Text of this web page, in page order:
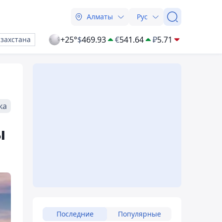
Алматы Рус
+25°$469.93 €541.64 ₽5.71
Последние Популярные